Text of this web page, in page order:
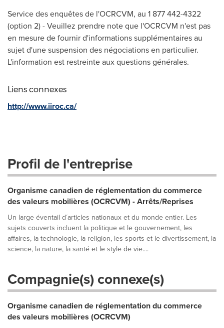
Service des enquêtes de l'OCRCVM, au 1 877 442-4322
(option 2) - Veuillez prendre note que l'OCRCVM n'est pas
en mesure de fournir d'informations supplémentaires au
sujet d'une suspension des négociations en particulier.
L'information est restreinte aux questions générales.
Liens connexes
http://www.iiroc.ca/
Profil de l'entreprise
Organisme canadien de réglementation du commerce
des valeurs mobilières (OCRCVM) - Arrêts/Reprises
Un large éventail d´articles nationaux et du monde entier. Les
sujets couverts incluent la politique et le gouvernement, les
affaires, la technologie, la religion, les sports et le divertissement, la
science, la nature, la santé et le style de vie....
Compagnie(s) connexe(s)
Organisme canadien de réglementation du commerce
des valeurs mobilières (OCRCVM)